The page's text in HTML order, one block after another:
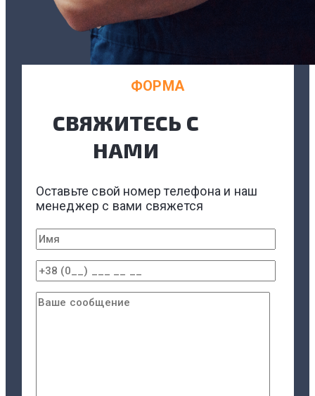
ФОРМА
СВЯЖИТЕСЬ С
НАМИ
Оставьте свой номер телефона и наш
менеджер с вами свяжется